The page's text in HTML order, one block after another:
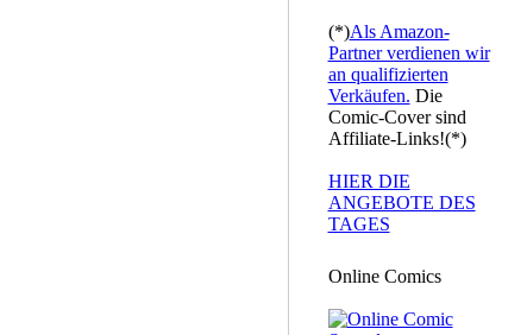
(*)Als Amazon-
Partner verdienen wir
an qualifizierten
Verkäufen. Die
Comic-Cover sind
Affiliate-Links!(*)
HIER DIE
ANGEBOTE DES
TAGES
Online Comics